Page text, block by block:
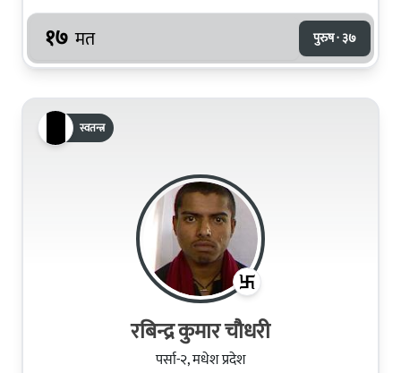
१७ मत पुरुष · ३७
स्वतन्त्र
रबिन्द्र कुमार चौधरी
पर्सा-२, मधेश प्रदेश